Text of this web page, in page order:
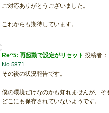
ご対応ありがとうございました。
これからも期待しています。
Re^5: 再起動で設定がリセット 投稿者：
No.5871
その後の状況報告です。
僕の環境だけなのかも知れませんが、
どこにも保存されていないようです。